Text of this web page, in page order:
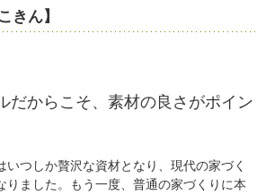
ん】
だからこそ、素材の良さがポイン
いつしか贅沢な資材となり、現代の家づく
りました。もう一度、普通の家づくりに本